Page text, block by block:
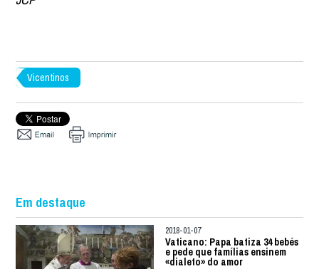
Vicentinos
Em destaque
2018-01-07
Vaticano: Papa batiza 34 bebés
e pede que famílias ensinem
«dialeto» do amor